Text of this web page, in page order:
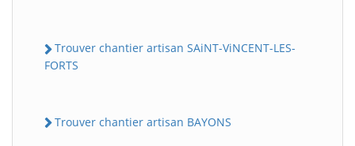
Trouver chantier artisan SAiNT-ViNCENT-LES-
FORTS
Trouver chantier artisan BAYONS